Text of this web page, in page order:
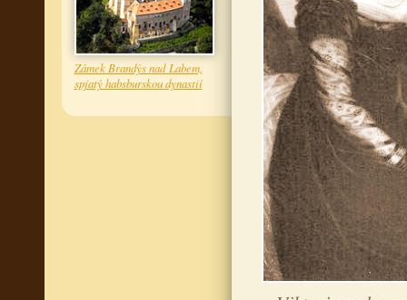
Zámek Brandýs nad Labem,
spjatý habsburskou dynastií